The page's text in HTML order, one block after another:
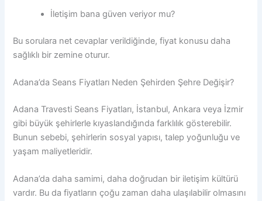
İletişim bana güven veriyor mu?
Bu sorulara net cevaplar verildiğinde, fiyat konusu daha
sağlıklı bir zemine oturur.
Adana’da Seans Fiyatları Neden Şehirden Şehre Değişir?
Adana Travesti Seans Fiyatları, İstanbul, Ankara veya İzmir
gibi büyük şehirlerle kıyaslandığında farklılık gösterebilir.
Bunun sebebi, şehirlerin sosyal yapısı, talep yoğunluğu ve
yaşam maliyetleridir.
Adana’da daha samimi, daha doğrudan bir iletişim kültürü
vardır. Bu da fiyatların çoğu zaman daha ulaşılabilir olmasını